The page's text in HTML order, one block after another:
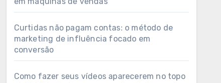
Curtidas não pagam contas: o método de
marketing de influência focado em
conversão
Como fazer seus vídeos aparecerem no topo